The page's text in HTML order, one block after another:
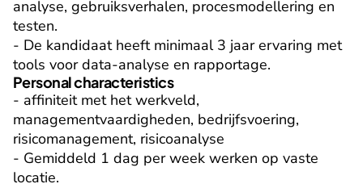
analyse, gebruiksverhalen, procesmodellering en
testen.
- De kandidaat heeft minimaal 3 jaar ervaring met
tools voor data-analyse en rapportage.
Personal characteristics
- affiniteit met het werkveld,
managementvaardigheden, bedrijfsvoering,
risicomanagement, risicoanalyse
- Gemiddeld 1 dag per week werken op vaste
locatie.